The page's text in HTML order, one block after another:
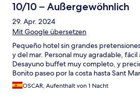
10/10 – Außergewöhnlich
29. Apr. 2024
Mit Google übersetzen
Pequeño hotel sin grandes
y del mar. Personal muy agradable,
Desayuno buffet muy completo, y
Bonito paseo por la costa hasta Sant
OSCAR, Aufenthalt von 1 Nacht